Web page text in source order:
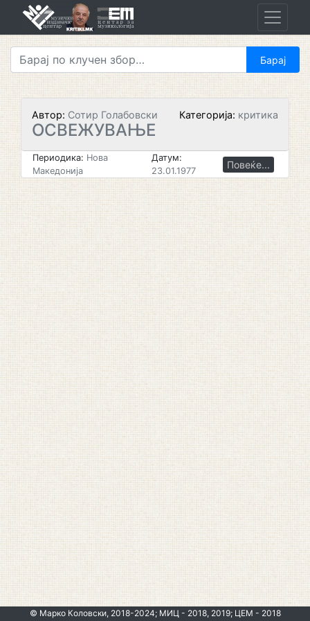
Автор: Сотир Голабовски Категорија: критика
ОСВЕЖУВАЊЕ
Периодика: Нова
Македонија
Датум:
23.01.1977
Повеќе...
© Марко Коловски, 2018-2024; МИЦ - 2018, 2019; ЦЕМ - 2018